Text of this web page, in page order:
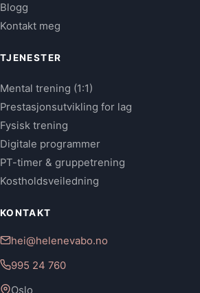
Blogg
Kontakt meg
TJENESTER
Mental trening (1:1)
Prestasjonsutvikling for lag
Fysisk trening
Digitale programmer
PT-timer & gruppetrening
Kostholdsveiledning
KONTAKT
hei@helenevabo.no
995 24 760
Oslo